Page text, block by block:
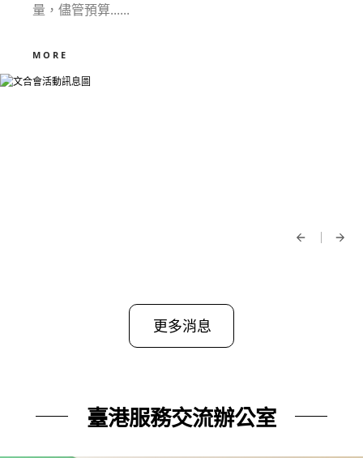
量，儘管預算......
MORE
更多消息
臺港服務交流辦公室